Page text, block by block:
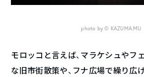
photo by © KAZUMA.MU
モロッコと言えば、マラケシュやフ
な旧市街散策や、フナ広場で繰り広